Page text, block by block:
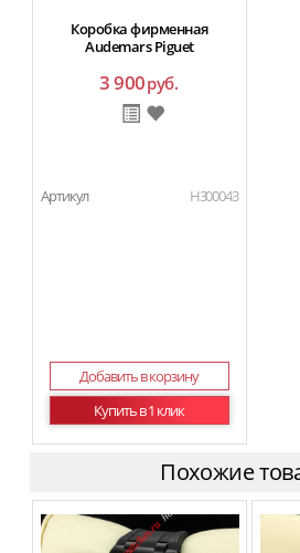
Коробка фирменная
Audemars Piguet
3 900руб.
Артикул H300043
Добавить в корзину
Купить в 1 клик
Похожие